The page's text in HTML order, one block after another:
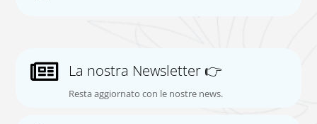
 La nostra Newsletter 👉
Resta aggiornato con le nostre news.